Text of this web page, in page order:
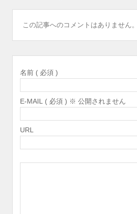
この記事へのコメントはありません。
名前 ( 必須 )
E-MAIL ( 必須 ) ※ 公開されません
URL